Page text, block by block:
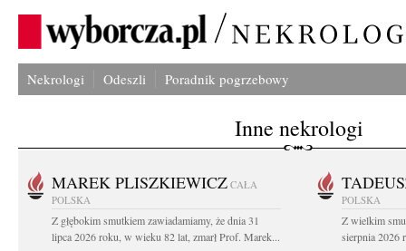
Nekrologi Odeszli Poradnik pogrzebowy
Inne nekrologi
MAREK PLISZKIEWICZ CAŁA
POLSKA
Z głębokim smutkiem zawiadamiamy, że dnia 31
lipca 2026 roku, w wieku 82 lat, zmarł Prof. Marek...
POLSKA
Z wielkim
sierpnia 2026